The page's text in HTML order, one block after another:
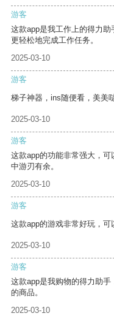
游客
这款app是我工作上的得力
更轻松地完成工作任务。
2025-03-10
游客
梯子神器，ins随便看，美美
2025-03-10
游客
这款app的功能非常强大，
中游刃有余。
2025-03-10
游客
这款app的游戏非常好玩，可
2025-03-10
游客
这款app是我购物的得力助
的商品。
2025-03-10